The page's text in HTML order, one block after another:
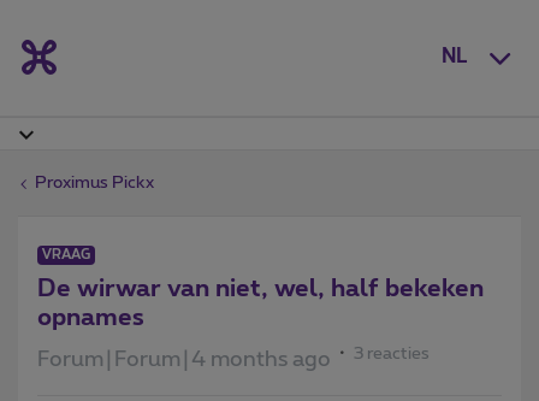
NL
Proximus Pickx
VRAAG
De wirwar van niet, wel, half bekeken
opnames
Forum|Forum|4 months ago 3 reacties